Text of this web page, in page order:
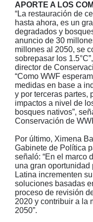
APORTE A LOS
“La restauración de
hasta ahora, es un
degradados y
anuncio de 30
millones al 2050, se
sobrepasar los
director de
“Como WWF
medidas en base a
y por terceras partes,
impactos a nivel de
bosques nativos”,
Conservación de
Por último, Ximena
Gabinete de Política
señaló: “En el marco
una gran oportunidad
Latina incrementen
soluciones basadas
proceso de revisión
2020 y contribuir a la
2050”.